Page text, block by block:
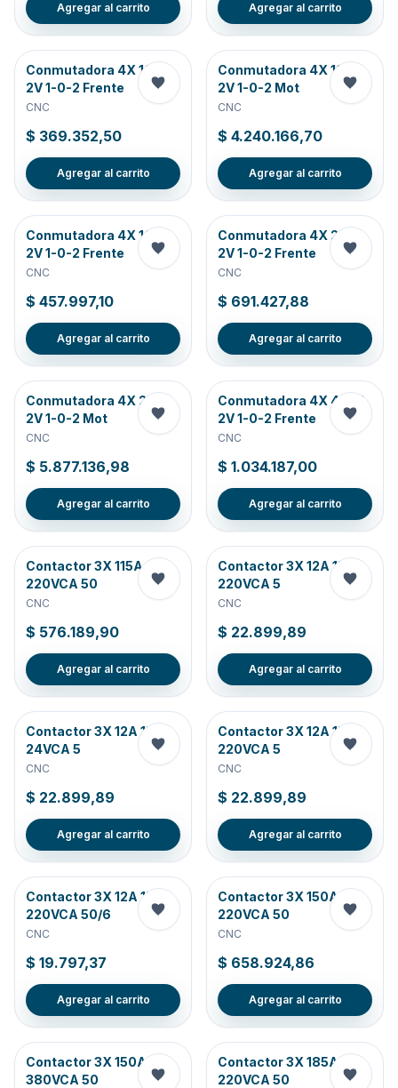
Agregar al carrito Agregar al carrito
Conmutadora 4X 100A
2V 1-0-2 Frente
CNC
$ 369.352,50
Agregar al carrito
Conmutadora 4X 125A
2V 1-0-2 Mot
CNC
$ 4.240.166,70
Agregar al carrito
Conmutadora 4X 160A
2V 1-0-2 Frente
CNC
$ 457.997,10
Agregar al carrito
Conmutadora 4X 250A
2V 1-0-2 Frente
CNC
$ 691.427,88
Agregar al carrito
Conmutadora 4X 250A
2V 1-0-2 Mot
CNC
$ 5.877.136,98
Agregar al carrito
Conmutadora 4X 400A
2V 1-0-2 Frente
CNC
$ 1.034.187,00
Agregar al carrito
Contactor 3X 115A
220VCA 50
CNC
$ 576.189,90
Agregar al carrito
Contactor 3X 12A 1NA
220VCA 5
CNC
$ 22.899,89
Agregar al carrito
Contactor 3X 12A 1NA
24VCA 5
CNC
$ 22.899,89
Agregar al carrito
Contactor 3X 12A 1NC
220VCA 5
CNC
$ 22.899,89
Agregar al carrito
Contactor 3X 12A 1NC
220VCA 50/6
CNC
$ 19.797,37
Agregar al carrito
Contactor 3X 150A
220VCA 50
CNC
$ 658.924,86
Agregar al carrito
Contactor 3X 150A
380VCA 50
Contactor 3X 185A
220VCA 50